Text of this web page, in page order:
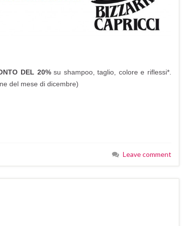
DEL 20%su shampoo, taglio, colore e riflessi*.
del mese di dicembre)
Leave comment